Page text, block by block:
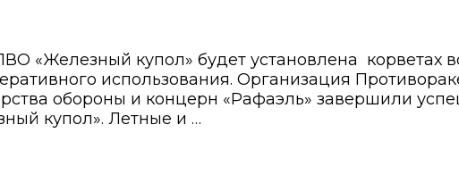
«Железный купол» будет установлена корветах
использования. Организация
обороны и концерн «Рафаэль» завершили
купол». Летные и …